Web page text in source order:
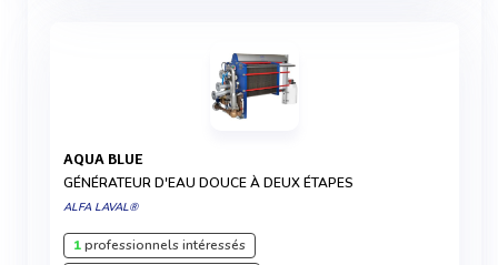
AQUA BLUE
GÉNÉRATEUR D'EAU DOUCE À DEUX ÉTAPES
ALFA LAVAL®
1professionnels intéressés